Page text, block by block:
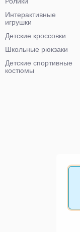
Интерактивные
игрушки
Детские кроссовки
Школьные рюкзаки
Детские спортивные
костюмы